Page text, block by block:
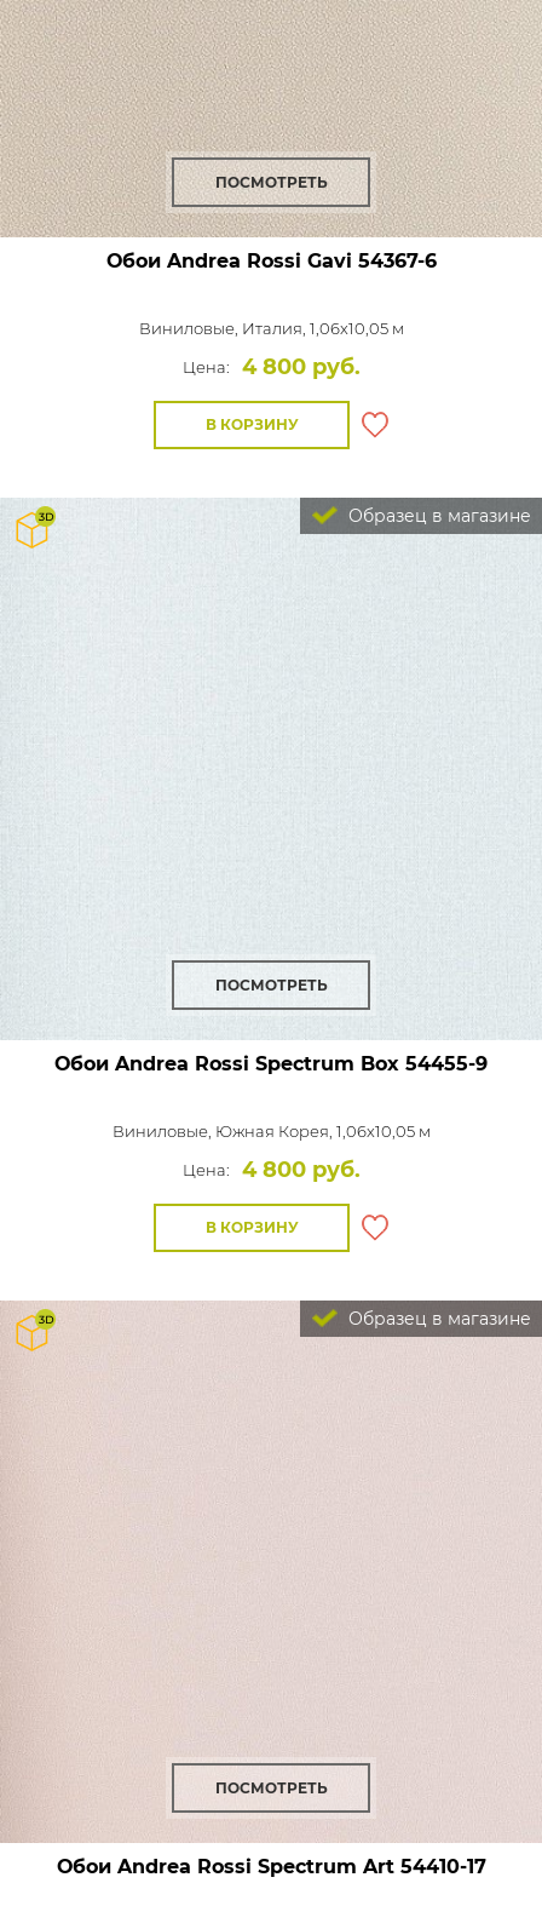
ПОСМОТРЕТЬ
Обои Andrea Rossi Gavi 54367-6
Виниловые, Италия, 1,06x10,05 м
Цена:
4 800 руб.
В КОРЗИНУ
Образец в магазине
ПОСМОТРЕТЬ
Обои Andrea Rossi Spectrum Box 54455-9
Виниловые, Южная Корея, 1,06x10,05 м
Цена:
4 800 руб.
В КОРЗИНУ
Образец в магазине
ПОСМОТРЕТЬ
Обои Andrea Rossi Spectrum Art54410-17